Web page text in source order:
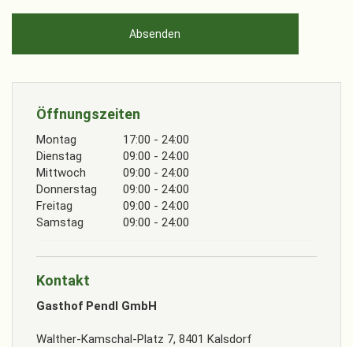
Öffnungszeiten
Montag
17:00 - 24:00
Dienstag
09:00 - 24:00
Mittwoch
09:00 - 24:00
Donnerstag
09:00 - 24:00
Freitag
09:00 - 24:00
Samstag
09:00 - 24:00
Kontakt
Gasthof Pendl GmbH
Walther-Kamschal-Platz 7, 8401 Kalsdorf